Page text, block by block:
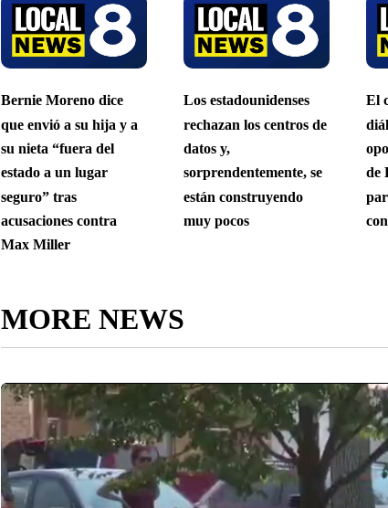
Bernie Moreno dice
que envió a su hija y a
su nieta “fuera del
estado a un lugar
seguro” tras
acusaciones contra
Max Miller
Los estadounidenses
rechazan los centros de
datos y,
sorprendentemente, se
están construyendo
muy pocos
El
de
MORE NEWS